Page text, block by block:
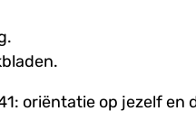
oriëntatie op jezelf en